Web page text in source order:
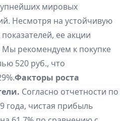
мировых
Несмотря на устойчивую
ее акции
рекомендуем к покупке
520 руб., что
Факторы роста
Согласно отчетности по
года, чистая прибыль